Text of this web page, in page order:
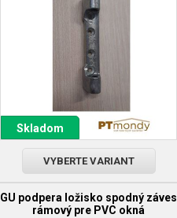
Skladom
VYBERTE VARIANT
GU podpera ložisko spodný záves
rámový pre PVC okná